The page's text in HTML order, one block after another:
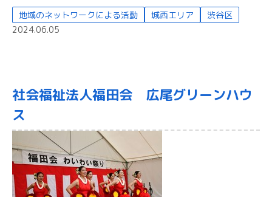
地域のネットワークによる活動 城西エリア
渋谷区
2024.06.05
社会福祉法人福田会 広尾グリーンハウ
ス